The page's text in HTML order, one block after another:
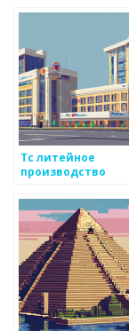
Тс литейное
производство